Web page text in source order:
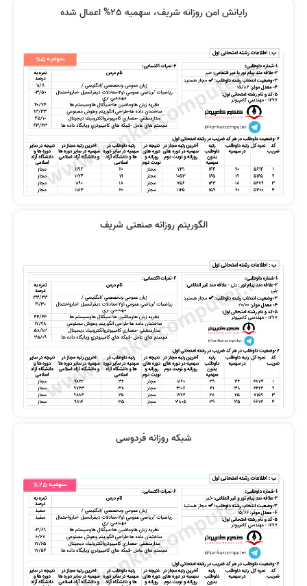
نظر رتبه 32 کنکور 1400 کیفیت بالا تدریس
فیلم ها خیلی مفهومی بودند همه درس ها فوق العاده بود
از صفر تا صد و کامل هستند
معجزه بود
رایانش امن روزانه شریف، سهمیه 25% اعمال شده
الگوریتم روزانه صنعتی شریف
شبکه روزانه فردوسی